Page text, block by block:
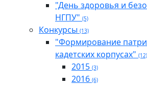
"День здоровья и
НГПУ" (5)
Конкурсы (13)
"Формирование
кадетских корпусах" (12)
2015 (3)
2016 (6)